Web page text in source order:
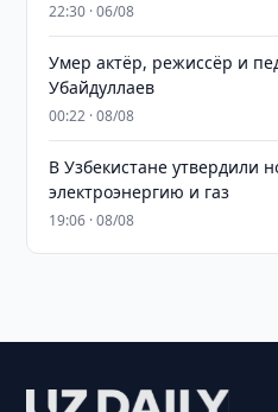
22:30 · 06/08
Умер актёр, режиссёр и
Убайдуллаев
00:22 · 08/08
В Узбекистане утвердили
электроэнергию и газ
19:06 · 08/08